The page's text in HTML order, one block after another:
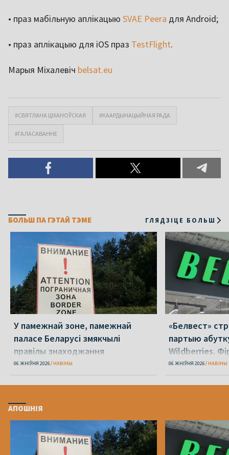
• праз мабільную аплікацыю SVAE Peera для Android;
• праз аплікацыю для iOS праз TestFlight.
Марыя Міхалевіч belsat.eu
#СВЯТЛАНА ЦІХАНОЎСКАЯ #КААРДЫНАЦЫЙНАЯ РАДА
#ГАЛАСАВАННЕ
БОЛЬШ ПА ГЭТАЙ ТЭМЕ ГЛЯДЗІЦЕ БОЛЬШ
У памежнай зоне, памежнай
паласе Беларусі змякчылі
правілы знаходжання
06 ЖНІЎНЯ 2026 НАВІНЫ
«Белвест»
партыю
Wildberries.
банкрутавала
06 ЖНІЎНЯ 2026 НАВІНЫ
АПОШНІЯ